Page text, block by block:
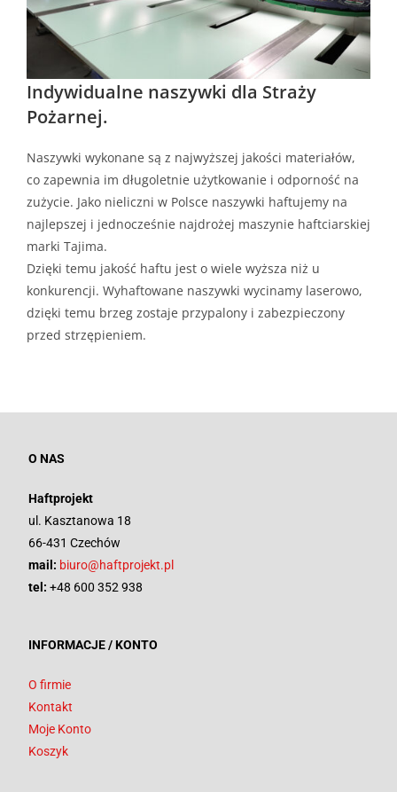
Indywidualne naszywki dla Straży
Pożarnej.
Naszywki wykonane są z najwyższej jakości materiałów,
co zapewnia im długoletnie użytkowanie i odporność na
zużycie. Jako nieliczni w Polsce naszywki haftujemy na
najlepszej i jednocześnie najdrożej maszynie haftciarskiej
marki Tajima.
Dzięki temu jakość haftu jest o wiele wyższa niż u
konkurencji. Wyhaftowane naszywki wycinamy laserowo,
dzięki temu brzeg zostaje przypalony i zabezpieczony
przed strzępieniem.
O NAS
Haftprojekt
ul. Kasztanowa 18
66-431 Czechów
mail: biuro@haftprojekt.pl
tel: +48 600 352 938
INFORMACJE / KONTO
O firmie
Kontakt
Moje Konto
Koszyk